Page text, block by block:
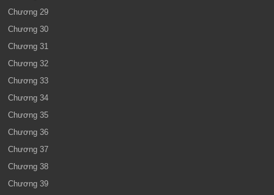
Chương 29
Chương 30
Chương 31
Chương 32
Chương 33
Chương 34
Chương 35
Chương 36
Chương 37
Chương 38
Chương 39